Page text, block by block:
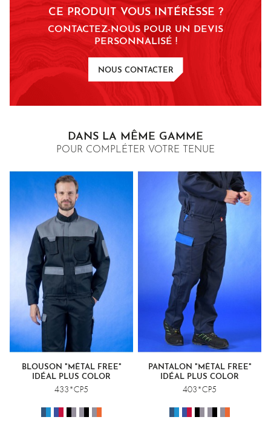
type perchlo ou
hydrocarbures
chlore interdit
CE PRODUIT VOUS INTÉRÈSSE ?
CONTACTEZ-NOUS POUR UN DEVIS
PERSONNALISÉ !
NOUS CONTACTER
DANS LA MÊME GAMME
POUR COMPLÉTER VOTRE TENUE
BLOUSON "MÉTAL FREE"
IDÉAL PLUS COLOR
433*CP5
PANTALON "MÉTAL FREE"
IDÉAL PLUS COLOR
403*CP5